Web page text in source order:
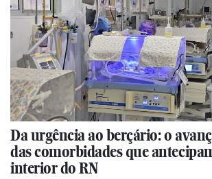
Da urgência ao berçário: o
das comorbidades que
interior do RN